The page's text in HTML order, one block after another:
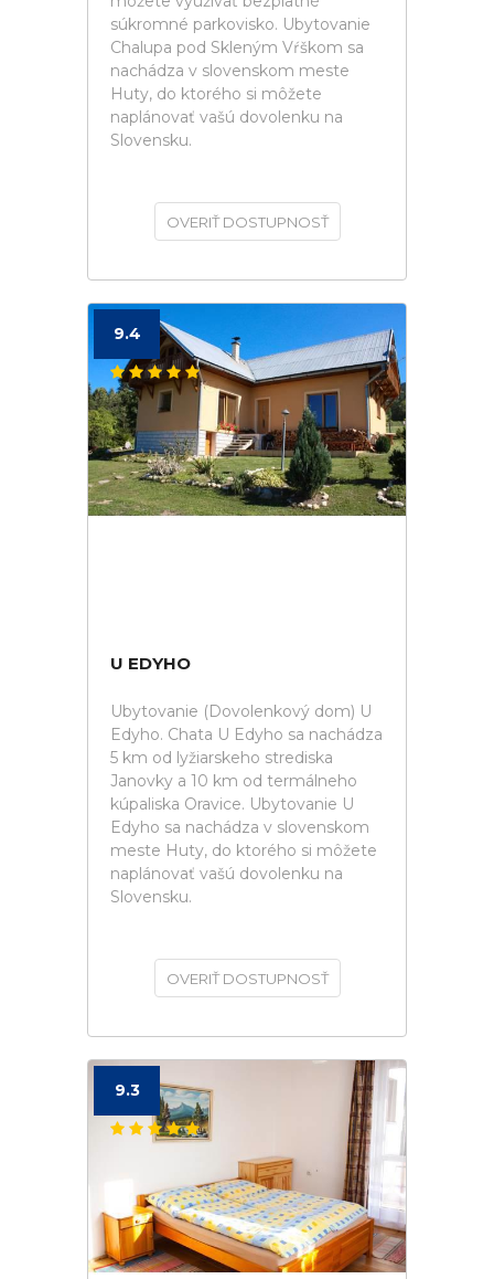
súkromné parkovisko. Ubytovanie
Chalupa pod Skleným Vŕškom sa
nachádza v slovenskom meste
Huty, do ktorého si môžete
naplánovať vašú dovolenku na
Slovensku.
OVERIŤ DOSTUPNOSŤ
9.4
U EDYHO
Ubytovanie (Dovolenkový dom) U
Edyho. Chata U Edyho sa nachádza
5 km od lyžiarskeho strediska
Janovky a 10 km od termálneho
kúpaliska Oravice. Ubytovanie U
Edyho sa nachádza v slovenskom
meste Huty, do ktorého si môžete
naplánovať vašú dovolenku na
Slovensku.
OVERIŤ DOSTUPNOSŤ
9.3